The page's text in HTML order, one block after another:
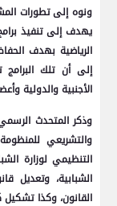
ونوه إلى تطورات
يهدف إلى تنفيذ
الرياضية بهدف
إلى أن تلك البرامج
الأجنبية والدولية
وذكر المتحدث
والتشريعي
التنظيمي لوزارة
الشبابية، وتعديل
القانون، وكذا تشكيل